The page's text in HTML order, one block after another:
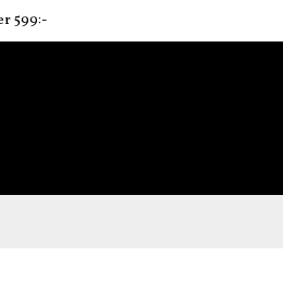
599:-